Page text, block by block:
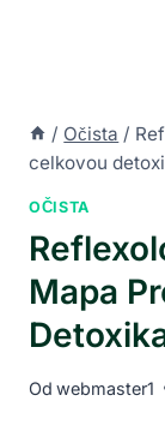
/ Očista /
celkovou
OČISTA
Mapa
Od webmaster1